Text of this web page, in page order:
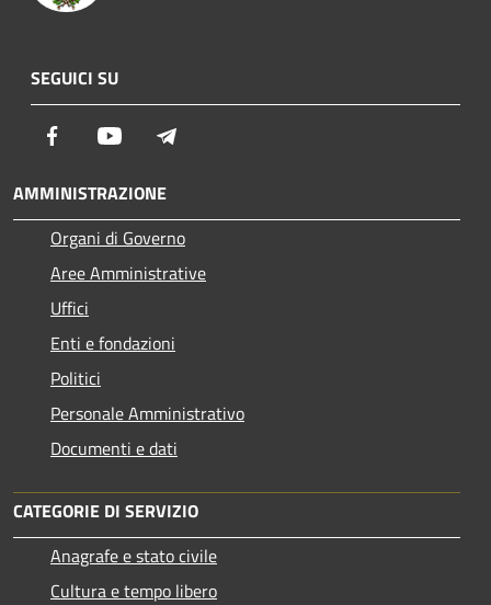
SEGUICI SU
Facebook Youtube
AMMINISTRAZIONE
Organi di Governo
Aree Amministrative
Uffici
Enti e fondazioni
Politici
Personale Amministrativo
Documenti e dati
CATEGORIE DI SERVIZIO
Anagrafe e stato civile
Cultura e tempo libero